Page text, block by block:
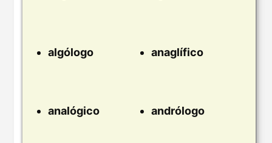
algólogo anaglífico
analógico andrólogo